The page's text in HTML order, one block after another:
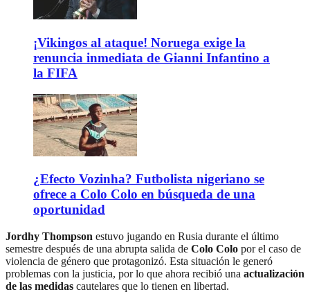
¡Vikingos al ataque! Noruega exige la
renuncia inmediata de Gianni Infantino a
la FIFA
¿Efecto Vozinha? Futbolista nigeriano se
ofrece a Colo Colo en búsqueda de una
oportunidad
Jordhy Thompson estuvo jugando en Rusia durante el último
semestre después de una abrupta salida de Colo Colo por el caso de
violencia de género que protagonizó. Esta situación le generó
problemas con la justicia, por lo que ahora recibió una actualización
de las medidas cautelares que lo tienen en libertad.